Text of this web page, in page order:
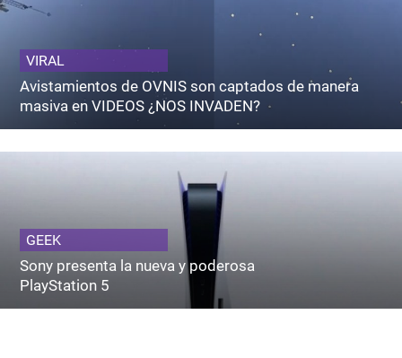
VIRAL
Avistamientos de OVNIS son captados de manera
masiva en VIDEOS ¿NOS INVADEN?
GEEK
Sony presenta la nueva y poderosa
PlayStation 5